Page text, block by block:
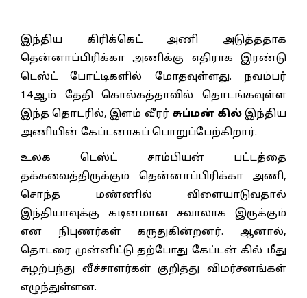
இந்திய கிரிக்கெட் அணி அடுத்ததாக
தென்னாப்பிரிக்கா அணிக்கு எதிராக இரண்டு
டெஸ்ட் போட்டிகளில் மோதவுள்ளது. நவம்பர்
14ஆம் தேதி கொல்கத்தாவில் தொடங்கவுள்ள
இந்த தொடரில், இளம் வீரர் சுப்மன் கில்இந்திய
அணியின் கேப்டனாகப் பொறுப்பேற்கிறார்.
உலக டெஸ்ட் சாம்பியன் பட்டத்தை
தக்கவைத்திருக்கும் தென்னாப்பிரிக்கா அணி,
சொந்த மண்ணில் விளையாடுவதால்
இந்தியாவுக்கு கடினமான சவாலாக இருக்கும்
என நிபுணர்கள் கருதுகின்றனர். ஆனால்,
தொடரை முன்னிட்டு தற்போது கேப்டன் கில் மீது
சுழற்பந்து வீச்சாளர்கள் குறித்து விமர்சனங்கள்
எழுந்துள்ளன.